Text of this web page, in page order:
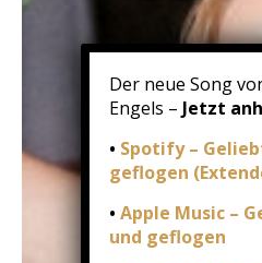
Der neue Song
Engels – Jetzt
• Spotify –
geflogen
• Apple Music –
und geflogen